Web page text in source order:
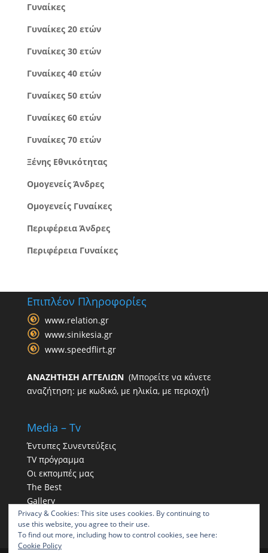
Γυναίκες
Γυναίκες 20 ετών
Γυναίκες 30 ετών
Γυναίκες 40 ετών
Γυναίκες 50 ετών
Γυναίκες 60 ετών
Γυναίκες 70 ετών
Ξένης Εθνικότητας
Ομογενείς Άνδρες
Ομογενείς Γυναίκες
Περιφέρεια Άνδρες
Περιφέρεια Γυναίκες
Επιπλέον Πληροφορίες
www.relation.gr
www.sinikesia.gr
www.speedflirt.gr
ΑΝΑΖΗΤΗΣΗ ΑΓΓΕΛΙΩΝ(Μπορείτε να κάνετε
αναζήτηση: με κωδικό, με ηλικία, με περιοχή)
Media – Tv
Έντυπες Συνεντεύξεις
TV πρόγραμμα
Οι εκπομπές μας
The Best
Gallery
Η παρουσία μας στα social
Privacy & Cookies: This site uses cookies. By continuing to
use this website, you agree to their use.
To find out more, including how to control cookies, see here:
Cookie Policy